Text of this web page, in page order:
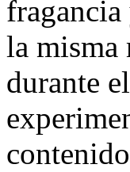
fragancia
la misma
durante